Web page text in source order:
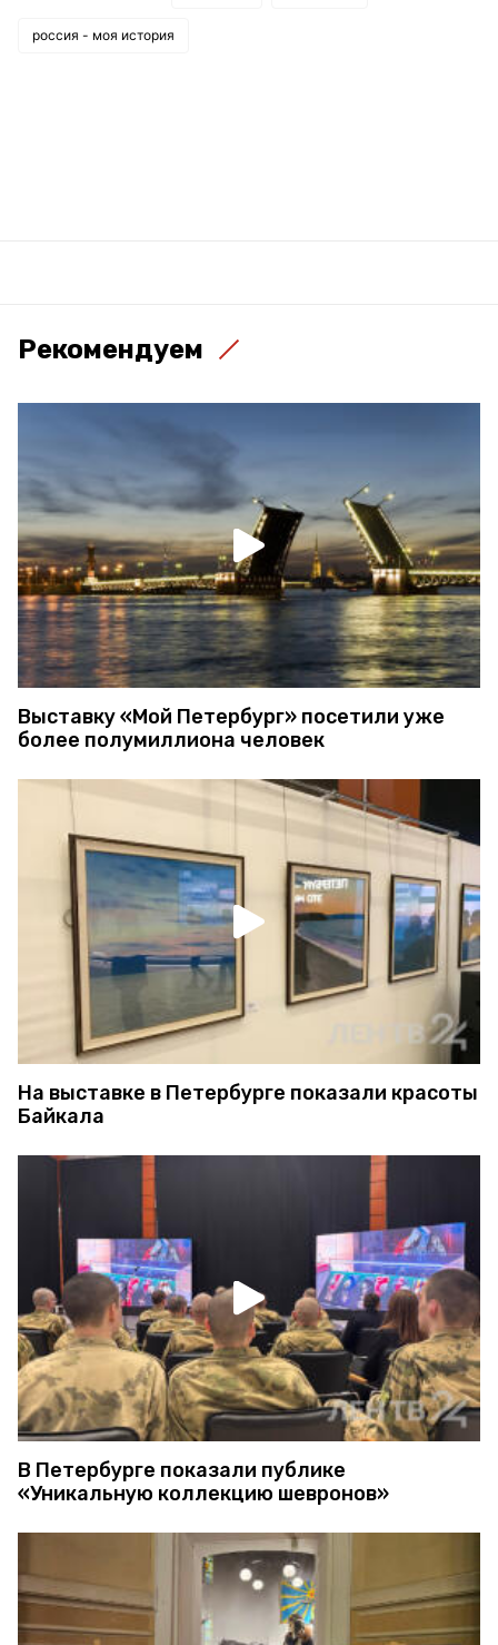
россия - моя история
Рекомендуем
Выставку «Мой Петербург» посетили уже
более полумиллиона человек
На выставке в Петербурге показали красоты
Байкала
В Петербурге показали публике
«Уникальную коллекцию шевронов»